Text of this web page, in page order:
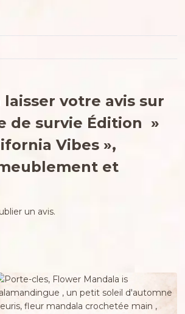
votre avis sur
de survie Édition »
Vibes »,
et
un avis.